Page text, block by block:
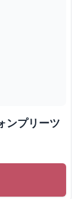
ンプリーツ